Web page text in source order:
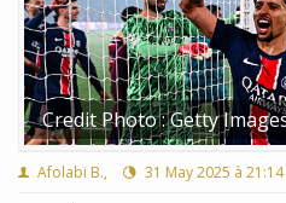
Credit Photo : Getty
Afolabi B., 31 May 2025 à 21:14